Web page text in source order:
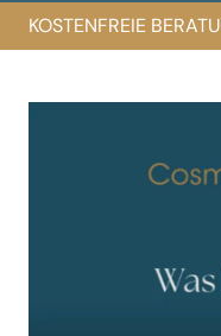
KOSTENFREIE